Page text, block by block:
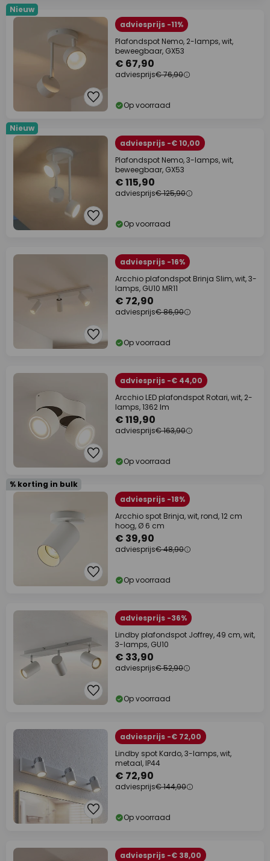
Nieuw
adviesprijs -11%
Plafondspot Nemo, 2-lamps, wit,
beweegbaar, GX53
€ 67,90
adviesprijs€ 76,90
Op voorraad
Nieuw
adviesprijs -€ 10,00
Plafondspot Nemo, 3-lamps, wit,
beweegbaar, GX53
€ 115,90
adviesprijs€ 125,90
Op voorraad
adviesprijs -16%
Arcchio plafondspot Brinja Slim, wit, 3-
lamps, GU10 MR11
€ 72,90
adviesprijs€ 86,90
Op voorraad
adviesprijs -€ 44,00
Arcchio LED plafondspot Rotari, wit, 2-
lamps, 1362 lm
€ 119,90
adviesprijs€ 163,90
Op voorraad
% korting in bulk
adviesprijs -18%
Arcchio spot Brinja, wit, rond, 12 cm
hoog, Ø 6 cm
€ 39,90
adviesprijs€ 48,90
Op voorraad
adviesprijs -36%
Lindby plafondspot Joffrey, 49 cm, wit,
3-lamps, GU10
€ 33,90
adviesprijs€ 52,90
Op voorraad
adviesprijs -€ 72,00
Lindby spot Kardo, 3-lamps, wit,
metaal, IP44
€ 72,90
adviesprijs€ 144,90
Op voorraad
adviesprijs -€ 38,00